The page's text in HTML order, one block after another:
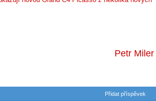
Petr Miler
Přidat příspěvek